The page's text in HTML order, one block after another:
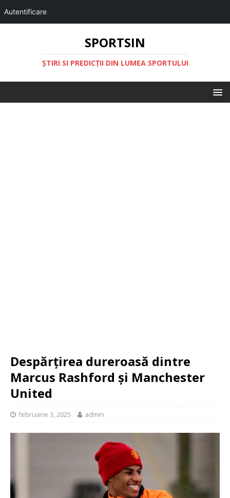
Autentificare
SPORTSIN
ŞTIRI SI PREDICŢII DIN LUMEA SPORTULUI
Despărțirea dureroasă dintre
Marcus Rashford și Manchester
United
februarie 3, 2025 admin